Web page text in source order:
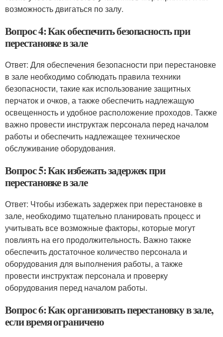
возможность двигаться по залу.
Вопрос 4: Как обеспечить безопасность при
перестановке в зале
Ответ: Для обеспечения безопасности при перестановке
в зале необходимо соблюдать правила техники
безопасности, такие как использование защитных
перчаток и очков, а также обеспечить надлежащую
освещенность и удобное расположение проходов. Также
важно провести инструктаж персонала перед началом
работы и обеспечить надлежащее техническое
обслуживание оборудования.
Вопрос 5: Как избежать задержек при
перестановке в зале
Ответ: Чтобы избежать задержек при перестановке в
зале, необходимо тщательно планировать процесс и
учитывать все возможные факторы, которые могут
повлиять на его продолжительность. Важно также
обеспечить достаточное количество персонала и
оборудования для выполнения работы, а также
провести инструктаж персонала и проверку
оборудования перед началом работы.
Вопрос 6: Как организовать перестановку в зале,
если время ограничено